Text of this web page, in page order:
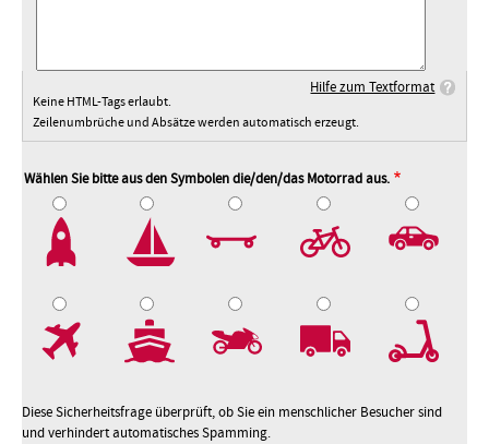
Hilfe zum Textformat
Keine HTML-Tags erlaubt.
Zeilenumbrüche und Absätze werden automatisch erzeugt.
Wählen Sie bitte aus den Symbolen die/den/das Motorrad aus.
Diese Sicherheitsfrage überprüft, ob Sie ein menschlicher Besucher sind
und verhindert automatisches Spamming.